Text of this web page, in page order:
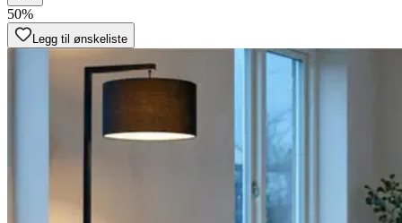
50%
Legg til ønskeliste